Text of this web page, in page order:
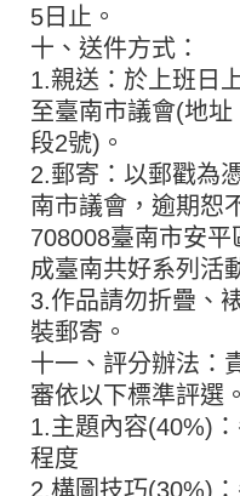
5日止。
十、送件方式：
1.親送：於上班日
至臺南市議會(地
段2號)。
2.郵寄：以郵戳為
南市議會，逾期恕
708008臺南市安
成臺南共好系列活
3.作品請勿折疊、
裝郵寄。
十一、評分辦法：
審依以下標準評選。
1.主題內容(40%)
程度
2.構圖技巧(30%)